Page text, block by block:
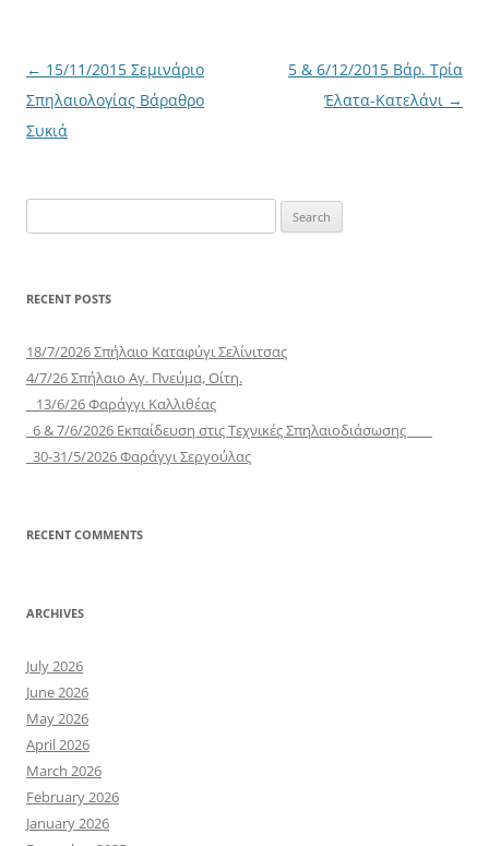
Post
navigation
← 15/11/2015 Σεμινάριο
Σπηλαιολογίας Βάραθρο
Συκιά
5 & 6/12/2015 Βάρ. Τρία
Έλατα-Κατελάνι →
for:
RECENT POSTS
18/7/2026 Σπήλαιο Καταφύγι Σελίνιτσας
4/7/26 Σπήλαιο Αγ. Πνεύμα, Οίτη.
13/6/26 Φαράγγι Καλλιθέας
6 & 7/6/2026 Εκπαίδευση στις Τεχνικές Σπηλαιοδιάσωσης
30-31/5/2026 Φαράγγι Σεργούλας
RECENT COMMENTS
ARCHIVES
July 2026
June 2026
May 2026
April 2026
March 2026
February 2026
January 2026